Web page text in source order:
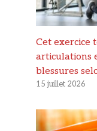
Cet exercice
articulations
blessures
15 juillet 2026